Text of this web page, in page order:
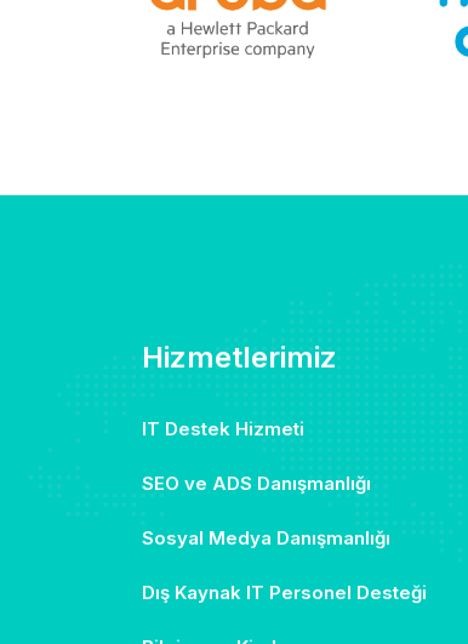
Hizmetlerimiz
IT Destek Hizmeti
SEO ve ADS Danışmanlığı
Sosyal Medya Danışmanlığı
Dış Kaynak IT Personel Desteği